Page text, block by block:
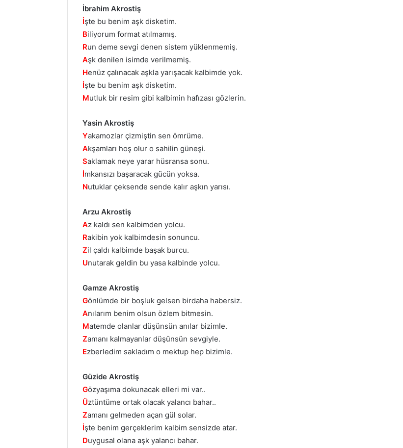
İbrahim Akrostiş
İşte bu benim aşk disketim.
Biliyorum format atılmamış.
Run deme sevgi denen sistem yüklenmemiş.
Aşk denilen isimde verilmemiş.
Henüz çalınacak aşkla yarışacak kalbimde yok.
İşte bu benim aşk disketim.
Mutluk bir resim gibi kalbimin hafızası gözlerin.
Yasin Akrostiş
Yakamozlar çizmiştin sen ömrüme.
Akşamları hoş olur o sahilin güneşi.
Saklamak neye yarar hüsransa sonu.
İmkansızı başaracak gücün yoksa.
Nutuklar çeksende sende kalır aşkın yarısı.
Arzu Akrostiş
Az kaldı sen kalbimden yolcu.
Rakibin yok kalbimdesin sonuncu.
Zil çaldı kalbimde başak burcu.
Unutarak geldin bu yasa kalbinde yolcu.
Gamze Akrostiş
Gönlümde bir boşluk gelsen birdaha habersiz.
Anılarım benim olsun özlem bitmesin.
Matemde olanlar düşünsün anılar bizimle.
Zamanı kalmayanlar düşünsün sevgiyle.
Ezberledim sakladım o mektup hep bizimle.
Güzide Akrostiş
Gözyaşıma dokunacak elleri mi var..
Üztüntüme ortak olacak yalancı bahar..
Zamanı gelmeden açan gül solar.
İşte benim gerçeklerim kalbim sensizde atar.
Duygusal olana aşk yalancı bahar.